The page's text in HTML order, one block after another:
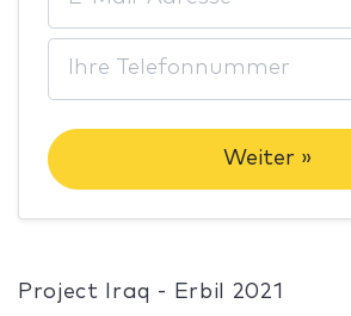
Weiter »
Project Iraq - Erbil 2021